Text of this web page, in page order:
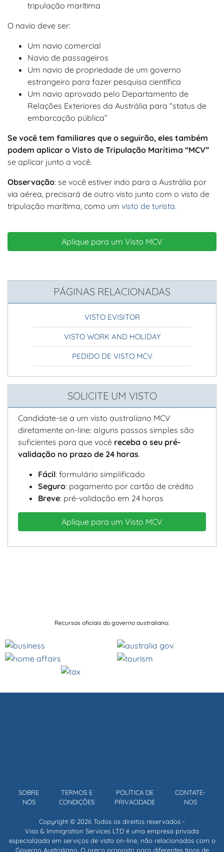
tripulação marítima
O navio deve ser:
Um navio comercial
Navio de passageiros
Um navio de propriedade de um governo
estrangeiro para fazer pesquisa científica
Um navio aprovado pelo Departamento de
Relações Exteriores da Austrália para “status de
embarcação pública”
Se você tem familiares que o seguirão, eles também
podem aplicar o Visto de Tripulação Marítima “MCV”
se aplicar junto a você.
Observação: se você estiver indo para a Austrália por
via aérea, precisará de outro visto junto com o visto de
tripulação marítima, como um visto de turista.
Aplique para um Visto MCV
PÁGINAS RELACIONADAS
VISTO EVISITOR
VISTO WORK AND HOLIDAY
PEDIDO DE VISTO MCV
SOLICITE UM VISTO
Candidate-se a um visto australiano MCV
diretamente on-line: alguns passos simples são
suficientes para que você receba o seu pré-
validação no prazo de 24 horas.
Fácil: formulário simplificado
Seguro: pagamento por cartão de crédito
Breve: pré-validação em 24 horas
Aplique para um Visto MCV
Recursos oficiais do governo australiano:
SOBRE
NÓS
TERMOS E
CONDIÇÕES
POLÍTICA DE
PRIVACIDADE
CONTATE-
NOS
Copyright © 2026 Todos os direitos reservados -
Visa & Immigration Services LTD é uma empresa privada
especializada em serviços de visto on-line, não relacionadas com o
Governo Australiano. O preço proposto para diferentes tipos de